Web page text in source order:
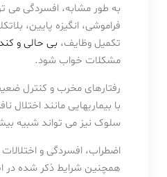
به طور مشابه، افسردگی می
فراموشی، انگیزه پایین،
تکمیل وظایف، بی حالی و
مشکلات خواب شود.
رفتارهای مخرب و کنترل
با بیماریهایی مانند اختلال
سلوک نیز می تواند شبیه
اضطراب، افسردگی و
همچنین شرایط ذکر شده در